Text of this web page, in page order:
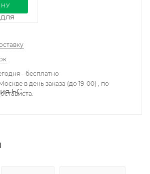
- бесплатно
в день заказа (до 19-00) , по